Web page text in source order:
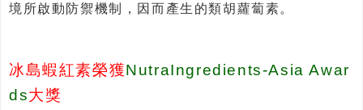
境所啟動防禦機制，因而產生的類胡蘿蔔素。
冰島蝦紅素榮獲NutraIngredients-Asia Awar
ds大獎